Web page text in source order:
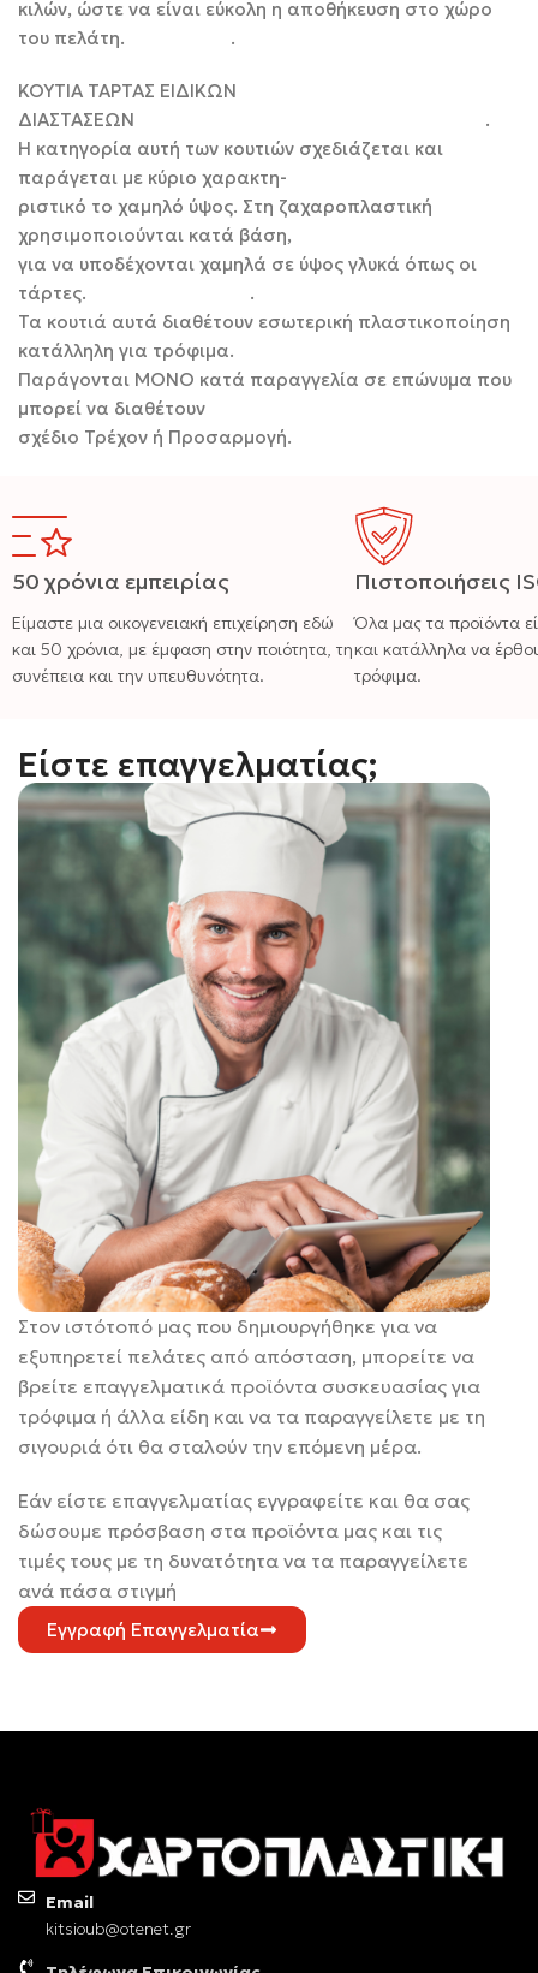
κιλών, ώστε να είναι εύκολη η αποθήκευση στο χώρο
του πελάτη. .
ΚΟΥΤΙΑ ΤΑΡΤΑΣ ΕΙΔΙΚΩΝ
ΔΙΑΣΤΑΣΕΩΝ .
Η κατηγορία αυτή των κουτιών σχεδιάζεται και
παράγεται με κύριο χαρακτη-
ριστικό το χαμηλό ύψος. Στη ζαχαροπλαστική
χρησιμοποιούνται κατά βάση,
για να υποδέχονται χαμηλά σε ύψος γλυκά όπως οι
τάρτες. .
Τα κουτιά αυτά διαθέτουν εσωτερική πλαστικοποίηση
κατάλληλη για τρόφιμα.
Παράγονται ΜΟΝΟ κατά παραγγελία σε επώνυμα που
μπορεί να διαθέτουν
σχέδιο Τρέχον ή Προσαρμογή.
50 χρόνια εμπειρίας
Είμαστε μια οικογενειακή επιχείρηση εδώ
και 50 χρόνια, με έμφαση στην ποιότητα, τη
συνέπεια και την υπευθυνότητα.
Πιστοποιήσεις
Όλα μας τα προϊόντα
και κατάλληλα να
τρόφιμα.
Είστε επαγγελματίας;
Στον ιστότοπό μας που δημιουργήθηκε για να
εξυπηρετεί πελάτες από απόσταση, μπορείτε να
βρείτε επαγγελματικά προϊόντα συσκευασίας για
τρόφιμα ή άλλα είδη και να τα παραγγείλετε με τη
σιγουριά ότι θα σταλούν την επόμενη μέρα.
Εάν είστε επαγγελματίας εγγραφείτε και θα σας
δώσουμε πρόσβαση στα προϊόντα μας και τις
τιμές τους με τη δυνατότητα να τα παραγγείλετε
ανά πάσα στιγμή
Εγγραφή Επαγγελματία
Email
kitsioub@otenet.gr